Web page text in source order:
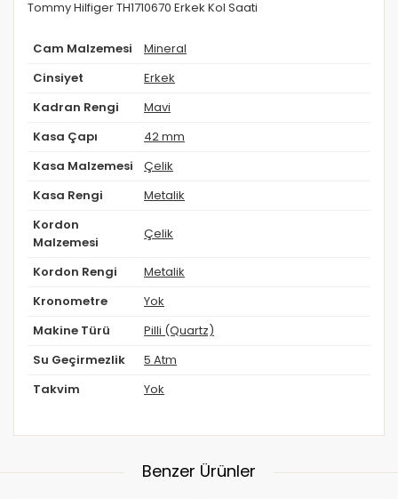
Tommy Hilfiger TH1710670 Erkek Kol Saati
Cam Malzemesi Mineral
Cinsiyet Erkek
Kadran Rengi Mavi
Kasa Çapı 42 mm
Kasa Malzemesi Çelik
Kasa Rengi Metalik
Kordon
Malzemesi
Çelik
Kordon Rengi Metalik
Kronometre Yok
Makine Türü Pilli (Quartz)
Su Geçirmezlik 5 Atm
Takvim Yok
Benzer Ürünler